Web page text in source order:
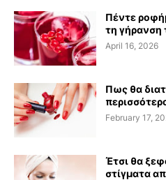
Πέντε
τη γήρανση
April 16, 2026
Πως θα
February 17,
Έτσι θα
στίγματα